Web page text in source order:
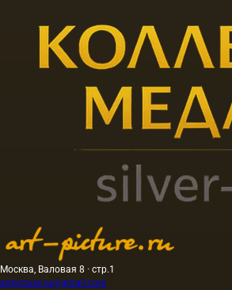
Москва, Валовая 8 · стр.1
artpicture.ru@gmail.com